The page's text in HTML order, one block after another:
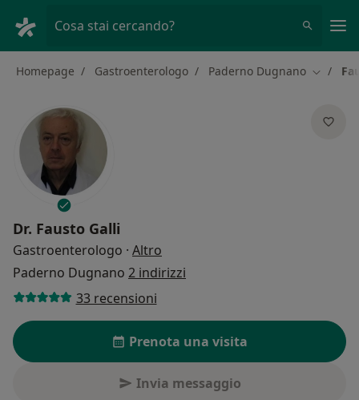
Cosa stai cercando?
Homepage Gastroenterologo Paderno Dugnano Cambia
Dr. Fausto Galli
Gastroenterologo · Altro
Paderno Dugnano 2 indirizzi
33 recensioni
Prenota una visita
Invia messaggio